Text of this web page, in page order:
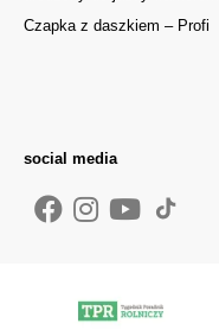
Czapka z daszkiem – Profi
social media